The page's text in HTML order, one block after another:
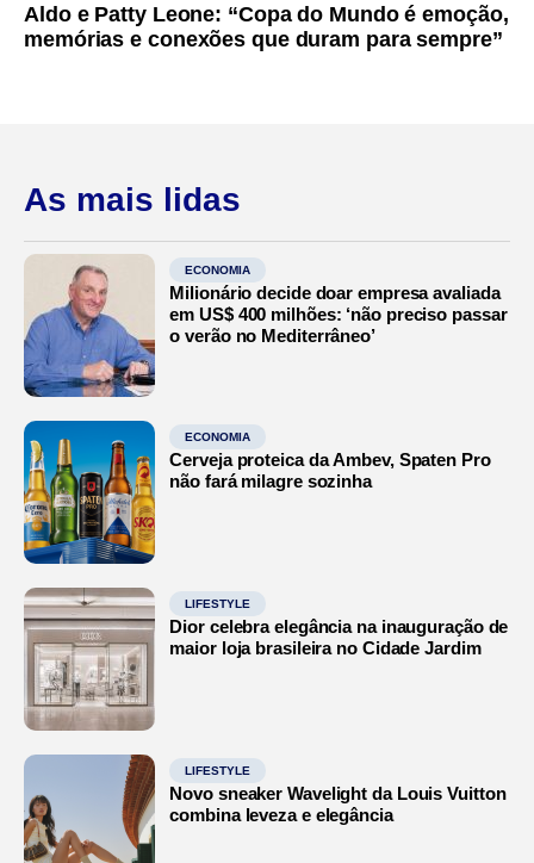
Aldo e Patty Leone: “Copa do Mundo é emoção,
memórias e conexões que duram para sempre”
As mais lidas
ECONOMIA
Milionário decide doar empresa avaliada
em US$ 400 milhões: ‘não preciso passar
o verão no Mediterrâneo’
ECONOMIA
Cerveja proteica da Ambev, Spaten Pro
não fará milagre sozinha
LIFESTYLE
Dior celebra elegância na inauguração de
maior loja brasileira no Cidade Jardim
LIFESTYLE
Novo sneaker Wavelight da Louis Vuitton
combina leveza e elegância